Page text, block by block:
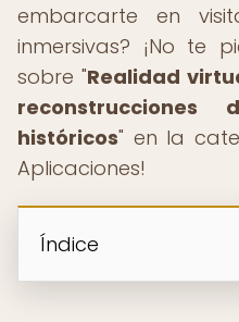
embarcarte en
inmersivas? ¡No te
sobre "Realidad
históricos" en la
Aplicaciones!
Índice